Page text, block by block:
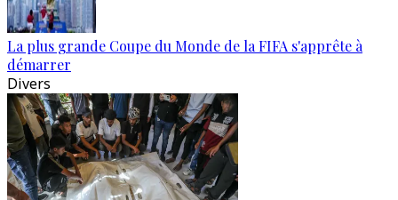
La plus grande Coupe du Monde de la FIFA s'apprête à
démarrer
Divers